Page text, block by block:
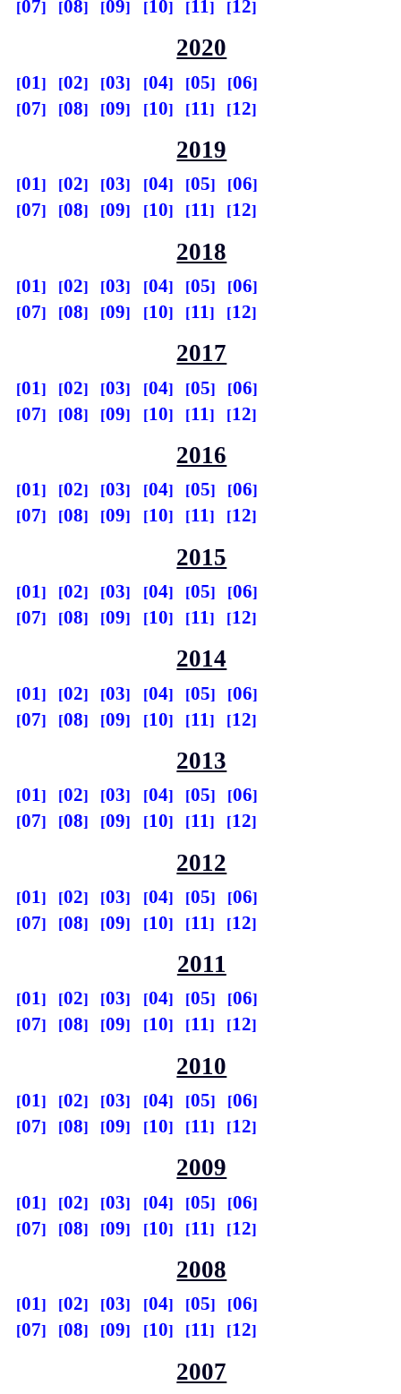
07 08 09 10 11 12
2020
01 02 03 04 05
06
07
08 09 10 11 12
2019
01 02 03 04 05
06
07
08 09 10 11 12
2018
01 02 03 04 05
06
07
08 09 10 11 12
2017
01 02 03 04 05
06
07
08 09 10 11 12
2016
01 02 03 04 05
06
07
08 09 10 11 12
2015
01 02 03 04 05
06
07
08 09 10 11 12
2014
01 02 03 04 05
06
07
08 09 10 11 12
2013
01 02 03 04 05
06
07
08 09 10 11 12
2012
01 02 03 04 05
06
07
08 09 10 11 12
2011
01 02 03 04 05
06
07
08 09 10 11 12
2010
01 02 03 04 05
06
07
08 09 10 11 12
2009
01 02 03 04 05
06
07
08 09 10 11 12
2008
01 02 03 04 05
06
07
08 09 10 11 12
2007